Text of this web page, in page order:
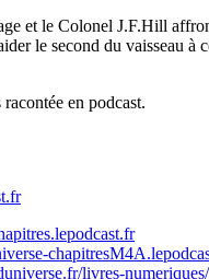
et le Colonel J.F.Hill
le second du vaisseau à
en podcast.
livres-numeriques/